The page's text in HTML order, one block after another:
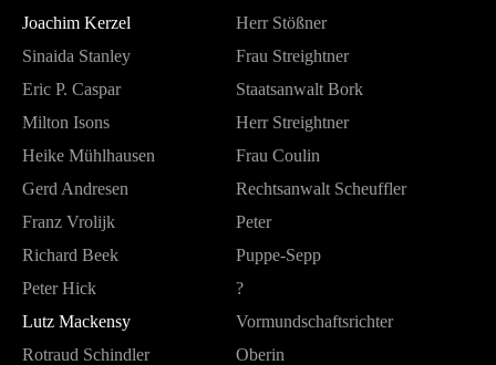
Joachim Kerzel
Herr Stößner
Sinaida Stanley
Frau Streightner
Eric P. Caspar
Staatsanwalt Bork
Milton Isons
Herr Streightner
Heike Mühlhausen
Frau Coulin
Gerd Andresen
Rechtsanwalt Scheuffler
Franz Vrolijk
Peter
Richard Beek
Puppe-Sepp
Peter Hick
?
Lutz Mackensy
Vormundschaftsrichter
Rotraud Schindler
Oberin